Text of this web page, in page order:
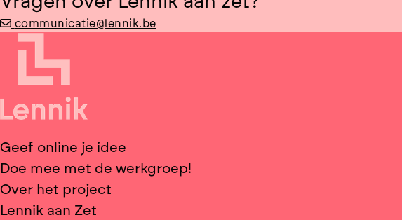
communicatie@lennik.be
Geef online je idee
Doe mee met de werkgroep!
Over het project
Lennik aan Zet